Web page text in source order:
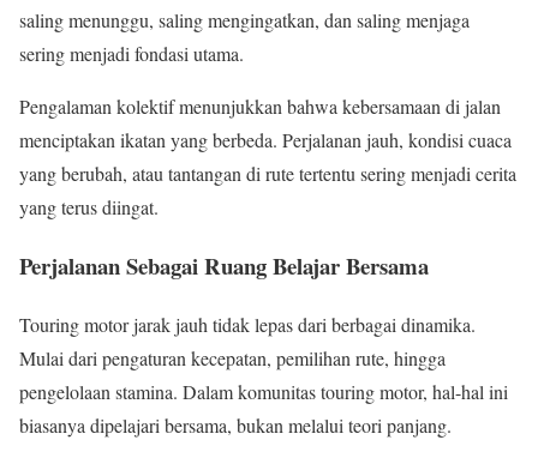
saling menunggu, saling mengingatkan, dan saling menjaga
sering menjadi fondasi utama.
Pengalaman kolektif menunjukkan bahwa kebersamaan di jalan
menciptakan ikatan yang berbeda. Perjalanan jauh, kondisi cuaca
yang berubah, atau tantangan di rute tertentu sering menjadi cerita
yang terus diingat.
Perjalanan Sebagai Ruang Belajar Bersama
Touring motor jarak jauh tidak lepas dari berbagai dinamika.
Mulai dari pengaturan kecepatan, pemilihan rute, hingga
pengelolaan stamina. Dalam komunitas touring motor, hal-hal ini
biasanya dipelajari bersama, bukan melalui teori panjang.